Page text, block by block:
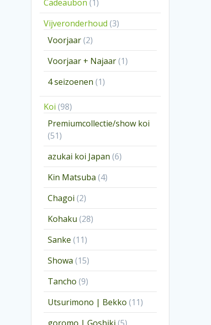
Cadeaubon 1
product
Vijveronderhoud 33
Voorjaar 22
producten
Voorjaar + Najaar 11
product
4 seizoenen 11
product
Koi 9898
producten
Premiumcollectie/show koi
5151
producten
azukai koi Japan 66
producten
Kin Matsuba 44
producten
Chagoi 22
producten
Kohaku 2828
producten
Sanke 1111
producten
Showa 1515
producten
Tancho 99
producten
Utsurimono | Bekko 1111
producten
5